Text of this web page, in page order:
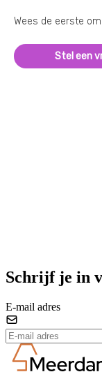
Wees de eerste
Stel een
Schrijf je in
E-mail adres